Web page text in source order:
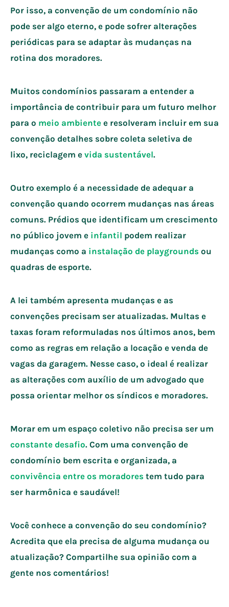
Por isso, a convenção de um condomínio não
pode ser algo eterno, e pode sofrer alterações
periódicas para se adaptar às mudanças na
rotina dos moradores.
Muitos condomínios passaram a entender a
importância de contribuir para um futuro melhor
para o meio ambiente e resolveram incluir em sua
convenção detalhes sobre coleta seletiva de
lixo, reciclagem e vida sustentável.
Outro exemplo é a necessidade de adequar a
convenção quando ocorrem mudanças nas áreas
comuns. Prédios que identificam um crescimento
no público jovem e infantil podem realizar
mudanças como a instalação de playgrounds ou
quadras de esporte.
A lei também apresenta mudanças e as
convenções precisam ser atualizadas. Multas e
taxas foram reformuladas nos últimos anos, bem
como as regras em relação a locação e venda de
vagas da garagem. Nesse caso, o ideal é realizar
as alterações com auxílio de um advogado que
possa orientar melhor os síndicos e moradores.
Morar em um espaço coletivo não precisa ser um
constante desafio. Com uma convenção de
condomínio bem escrita e organizada, a
convivência entre os moradores tem tudo para
ser harmônica e saudável!
Você conhece a convenção do seu condomínio?
Acredita que ela precisa de alguma mudança ou
atualização? Compartilhe sua opinião com a
gente nos comentários!